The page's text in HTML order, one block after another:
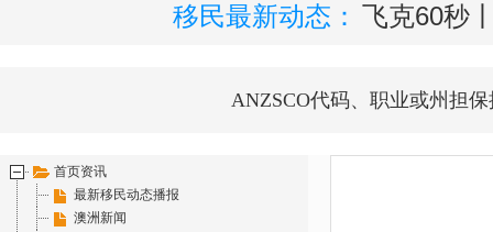
移民最新动态： 飞克60秒
ANZSCO代码、职业或州担保
首页资讯
最新移民动态播报
澳洲新闻